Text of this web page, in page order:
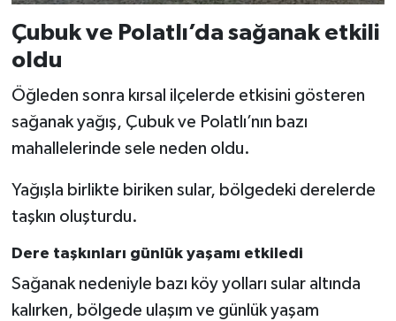
Çubuk ve Polatlı’da sağanak etkili
oldu
Öğleden sonra kırsal ilçelerde etkisini gösteren
sağanak yağış, Çubuk ve Polatlı’nın bazı
mahallelerinde sele neden oldu.
Yağışla birlikte biriken sular, bölgedeki derelerde
taşkın oluşturdu.
Dere taşkınları günlük yaşamı etkiledi
Sağanak nedeniyle bazı köy yolları sular altında
kalırken, bölgede ulaşım ve günlük yaşam